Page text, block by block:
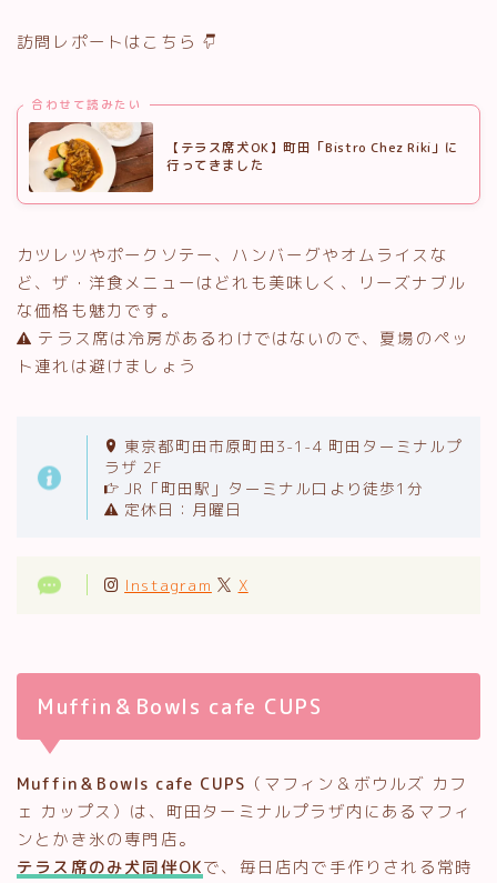
訪問レポートはこちら
合わせて読みたい
【テラス席犬OK】町田「Bistro Chez Riki」に
行ってきました
カツレツやポークソテー、ハンバーグやオムライスな
ど、ザ・洋食メニューはどれも美味しく、リーズナブル
な価格も魅力です。
テラス席は冷房があるわけではないので、夏場のペッ
ト連れは避けましょう
東京都町田市原町田3-1-4 町田ターミナルプ
ラザ 2F
JR「町田駅」ターミナル口より徒歩1分
定休日：月曜日
Instagram X
Muffin＆Bowls cafe CUPS
Muffin＆Bowls cafe CUPS （マフィン＆ボウルズ カフ
ェ カップス）は、町田ターミナルプラザ内にあるマフィ
ンとかき氷の専門店。
テラス席のみ犬同伴OKで、毎日店内で手作りされる常時